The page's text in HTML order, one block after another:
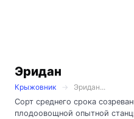
Эридан
Крыжовник
Эридан...
Сорт среднего срока
плодоовощной опытной